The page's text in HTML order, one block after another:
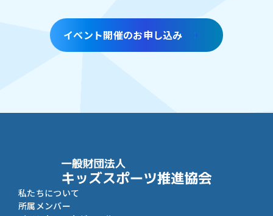
イベント開催のお申し込み
私たちについて
所属メンバー